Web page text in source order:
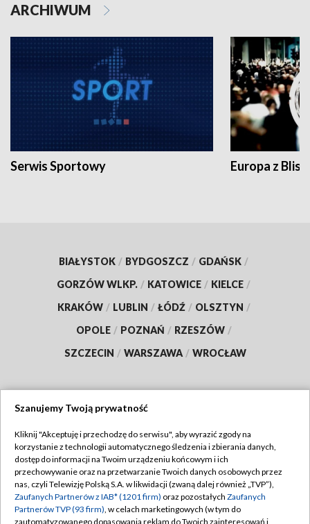
ARCHIWUM
Serwis Sportowy Europa z
BIAŁYSTOK / BYDGOSZCZ / GDAŃSK /
GORZÓW WLKP. / KATOWICE / KIELCE /
KRAKÓW / LUBLIN / ŁÓDŹ / OLSZTYN /
OPOLE / POZNAŃ / RZESZÓW /
SZCZECIN / WARSZAWA / WROCŁAW
TVP
Abonament TVP
Emisja w TVP
Centrum informacji TVP
Regulamin TVP
Polityka prywatności
Moje zgody
Szanujemy Twoją prywatność
Kliknij "Akceptuję i przechodzę do serwisu", aby wyrazić zgody na
korzystanie z technologii automatycznego śledzenia i zbierania danych,
dostęp do informacji na Twoim urządzeniu końcowym i ich
przechowywanie oraz na przetwarzanie Twoich danych osobowych przez
nas, czyli Telewizję Polską S.A. w likwidacji (zwaną dalej również „TVP”),
Zaufanych Partnerów z IAB* (1201 firm) oraz pozostałych Zaufanych
Partnerów TVP (93 firm), w celach marketingowych (w tym do
zautomatyzowanego dopasowania reklam do Twoich zainteresowań i